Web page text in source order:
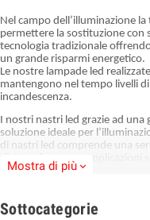
Nel campo dell’illuminazione
permettere la sostituzione con
tecnologia tradizionale
un grande risparmi energetico.
Le nostre lampade led
mantengono nel tempo livelli
incandescenza.
I nostri nastri led grazie ad
soluzione ideale per
di nastri led comprende una
d’atmosfera e per
illuminazione segna passo,
Mostra di più expand_more
Sottocategorie